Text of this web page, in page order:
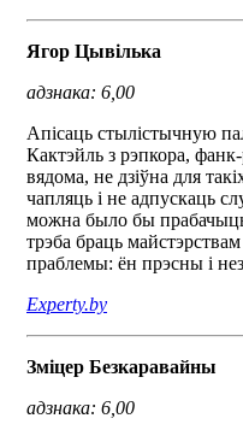
Ягор Цывілька
адзнака: 6,00
Апісаць стылістычную
Кактэйль з рэпкора,
вядома, не дзіўна для
чапляць і не адпускаць
можна было бы
трэба браць
праблемы: ён прэсны і
Experty.by
Зміцер Безкаравайны
адзнака: 6,00